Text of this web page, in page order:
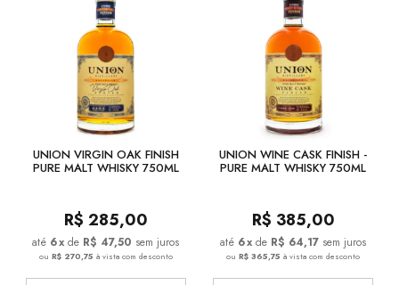
UNION VIRGIN OAK FINISH
PURE MALT WHISKY 750ML
R$ 285,00
6x de R$ 47,50 sem juros
ou R$ 270,75 à vista com desconto
UNION WINE CASK FINISH -
PURE MALT WHISKY 750ML
R$ 385,00
6x de R$ 64,17 sem juros
ouR$ 365,75à vista com desconto